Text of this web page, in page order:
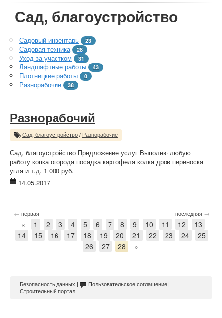
Сад, благоустройство
Садовый инвентарь 23
Садовая техника 28
Уход за участком 31
Ландшафтные работы 43
Плотницкие работы 0
Разнорабочие 38
Разнорабочий
Сад, благоустройство / Разнорабочие
Сад, благоустройство Предложение услуг Выполню любую
работу копка огорода посадка картофеля колка дров переноска
угля и т.д. 1 000 руб.
14.05.2017
← первая последняя →
« 1 2 3 4 5 6 7 8 9 10 11 12
13
14
15 16 17 18 19 20 21 22 23 24
25
26
27 28 »
Безопасность данных | Пользовательское соглашение |
Строительный портал